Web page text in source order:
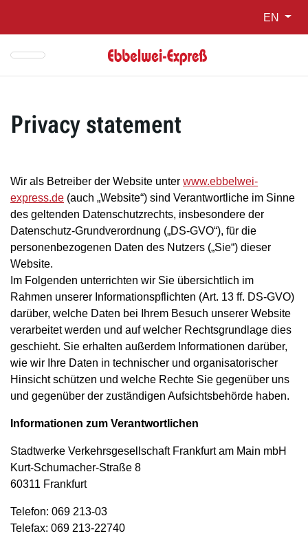
EN
Privacy statement
Wir als Betreiber der Website unter www.ebbelwei-
express.de (auch „Website“) sind Verantwortliche im Sinne
des geltenden Datenschutzrechts, insbesondere der
Datenschutz-Grundverordnung („DS-GVO“), für die
personenbezogenen Daten des Nutzers („Sie“) dieser
Website.
Im Folgenden unterrichten wir Sie übersichtlich im
Rahmen unserer Informationspflichten (Art. 13 ff. DS-GVO)
darüber, welche Daten bei Ihrem Besuch unserer Website
verarbeitet werden und auf welcher Rechtsgrundlage dies
geschieht. Sie erhalten außerdem Informationen darüber,
wie wir Ihre Daten in technischer und organisatorischer
Hinsicht schützen und welche Rechte Sie gegenüber uns
und gegenüber der zuständigen Aufsichtsbehörde haben.
Informationen zum Verantwortlichen
Stadtwerke Verkehrsgesellschaft Frankfurt am Main mbH
Kurt-Schumacher-Straße 8
60311 Frankfurt
Telefon: 069 213-03
Telefax: 069 213-22740